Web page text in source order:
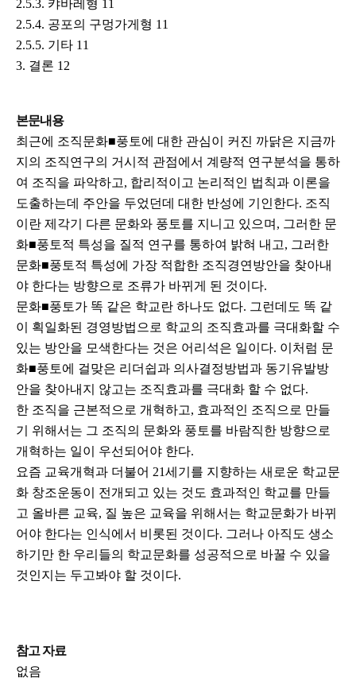
2.5.3. 캬바레형 11
2.5.4. 공포의 구멍가게형 11
2.5.5. 기타 11
3. 결론 12
본문내용
최근에 조직문화■풍토에 대한 관심이 커진 까닭은 지금까
지의 조직연구의 거시적 관점에서 계량적 연구분석을 통하
여 조직을 파악하고, 합리적이고 논리적인 법칙과 이론을
도출하는데 주안을 두었던데 대한 반성에 기인한다. 조직
이란 제각기 다른 문화와 풍토를 지니고 있으며, 그러한 문
화■풍토적 특성을 질적 연구를 통하여 밝혀 내고, 그러한
문화■풍토적 특성에 가장 적합한 조직경연방안을 찾아내
야 한다는 방향으로 조류가 바뀌게 된 것이다.
문화■풍토가 똑 같은 학교란 하나도 없다. 그런데도 똑 같
이 획일화된 경영방법으로 학교의 조직효과를 극대화할 수
있는 방안을 모색한다는 것은 어리석은 일이다. 이처럼 문
화■풍토에 걸맞은 리더쉽과 의사결정방법과 동기유발방
안을 찾아내지 않고는 조직효과를 극대화 할 수 없다.
한 조직을 근본적으로 개혁하고, 효과적인 조직으로 만들
기 위해서는 그 조직의 문화와 풍토를 바람직한 방향으로
개혁하는 일이 우선되어야 한다.
요즘 교육개혁과 더불어 21세기를 지향하는 새로운 학교문
화 창조운동이 전개되고 있는 것도 효과적인 학교를 만들
고 올바른 교육, 질 높은 교육을 위해서는 학교문화가 바뀌
어야 한다는 인식에서 비롯된 것이다. 그러나 아직도 생소
하기만 한 우리들의 학교문화를 성공적으로 바꿀 수 있을
것인지는 두고봐야 할 것이다.
참고 자료
없음